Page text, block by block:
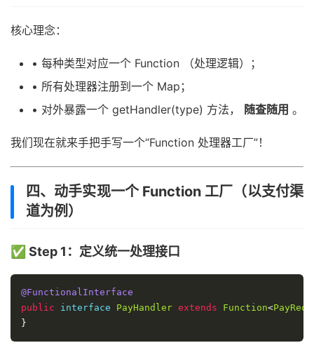
核心理念：
• 每种类型对应一个 Function （处理逻辑）；
• 所有处理器注册到一个 Map；
• 对外暴露一个 getHandler(type) 方法，
随查随用 。
我们现在就来手把手写一个“Function 处理器工厂”！
四、动手实现一个 Function 工厂（以支付渠
道为例）
✅ Step 1：定义统一处理接口
@FunctionalInterface
public interface PayHandler extends Function<
}